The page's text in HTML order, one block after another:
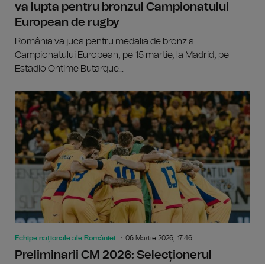
va lupta pentru bronzul Campionatului
European de rugby
România va juca pentru medalia de bronz a
Campionatului European, pe 15 martie, la Madrid, pe
Estadio Ontime Butarque...
Echipe naționale ale României 06 Martie 2026, 17:46
Preliminarii CM 2026: Selecționerul